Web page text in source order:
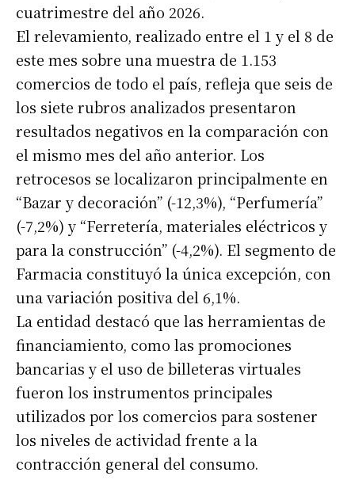
cuatrimestre del año 2026.
El relevamiento, realizado entre el 1 y el 8 de
este mes sobre una muestra de 1.153
comercios de todo el país, refleja que seis de
los siete rubros analizados presentaron
resultados negativos en la comparación con
el mismo mes del año anterior. Los
retrocesos se localizaron principalmente en
“Bazar y decoración” (-12,3%), “Perfumería”
(-7,2%) y “Ferretería, materiales eléctricos y
para la construcción” (-4,2%). El segmento de
Farmacia constituyó la única excepción, con
una variación positiva del 6,1%.
La entidad destacó que las herramientas de
financiamiento, como las promociones
bancarias y el uso de billeteras virtuales
fueron los instrumentos principales
utilizados por los comercios para sostener
los niveles de actividad frente a la
contracción general del consumo.